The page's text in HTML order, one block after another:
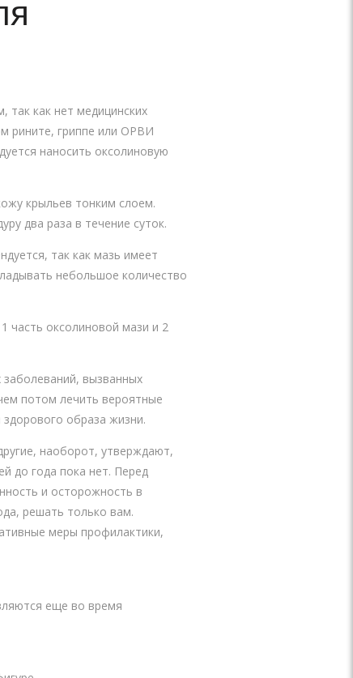
так как нет медицинских
рините, гриппе или ОРВИ
наносить оксолиновую
крыльев тонким слоем.
два раза в течение суток.
так как мазь имеет
небольшое количество
часть оксолиновой мази и 2
вызванных
потом лечить вероятные
образа жизни.
наоборот, утверждают,
до года пока нет. Перед
и осторожность в
решать только вам.
меры профилактики,
еще во время